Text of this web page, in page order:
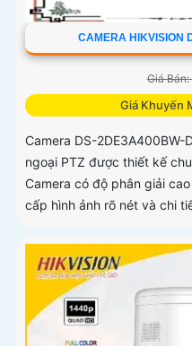
CAMERA HIKVISION
Giá
Giá Khuyến
Camera DS-2DE3A400BW-
ngoại PTZ được thiết kế
Camera có độ phân giải
cấp hình ảnh rõ nét và chi